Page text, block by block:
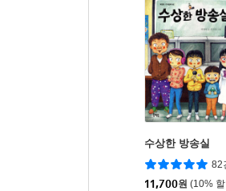
수상한 방송실
82
11,700원 (10%